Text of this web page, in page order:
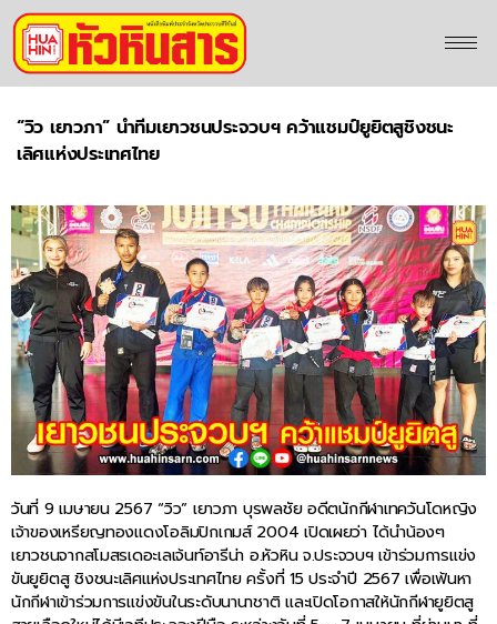
“วิว เยาวภา” นำทีมเยาวชนประจวบฯ คว้าแชมป์ยูยิตสูชิงชนะ
เลิศแห่งประเทศไทย
วันที่ 9 เมษายน 2567 “วิว” เยาวภา บุรพลชัย อดีตนักกีฬาเทควันโดหญิง
เจ้าของเหรียญทองแดงโอลิมปิกเกมส์ 2004 เปิดเผยว่า ได้นำน้องๆ
เยาวชนจากสโมสรเดอะเลเจ้นท์อารีน่า อ.หัวหิน จ.ประจวบฯ เข้าร่วมการแข่ง
ขันยูยิตสู ชิงชนะเลิศแห่งประเทศไทย ครั้งที่ 15 ประจำปี 2567 เพื่อเฟ้นหา
นักกีฬาเข้าร่วมการแข่งขันในระดับนานาชาติ และเปิดโอกาสให้นักกีฬายูยิตสู